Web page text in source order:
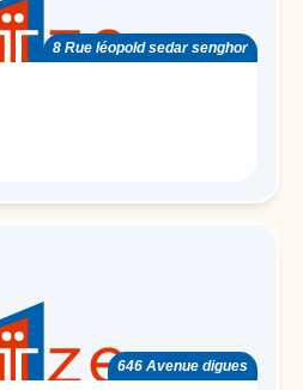
8 Rue léopold sedar senghor
646 Avenue digues